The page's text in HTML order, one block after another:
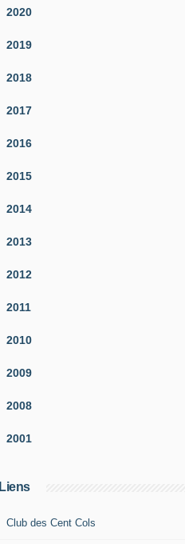
2020
2019
2018
2017
2016
2015
2014
2013
2012
2011
2010
2009
2008
2001
Liens
Club des Cent Cols